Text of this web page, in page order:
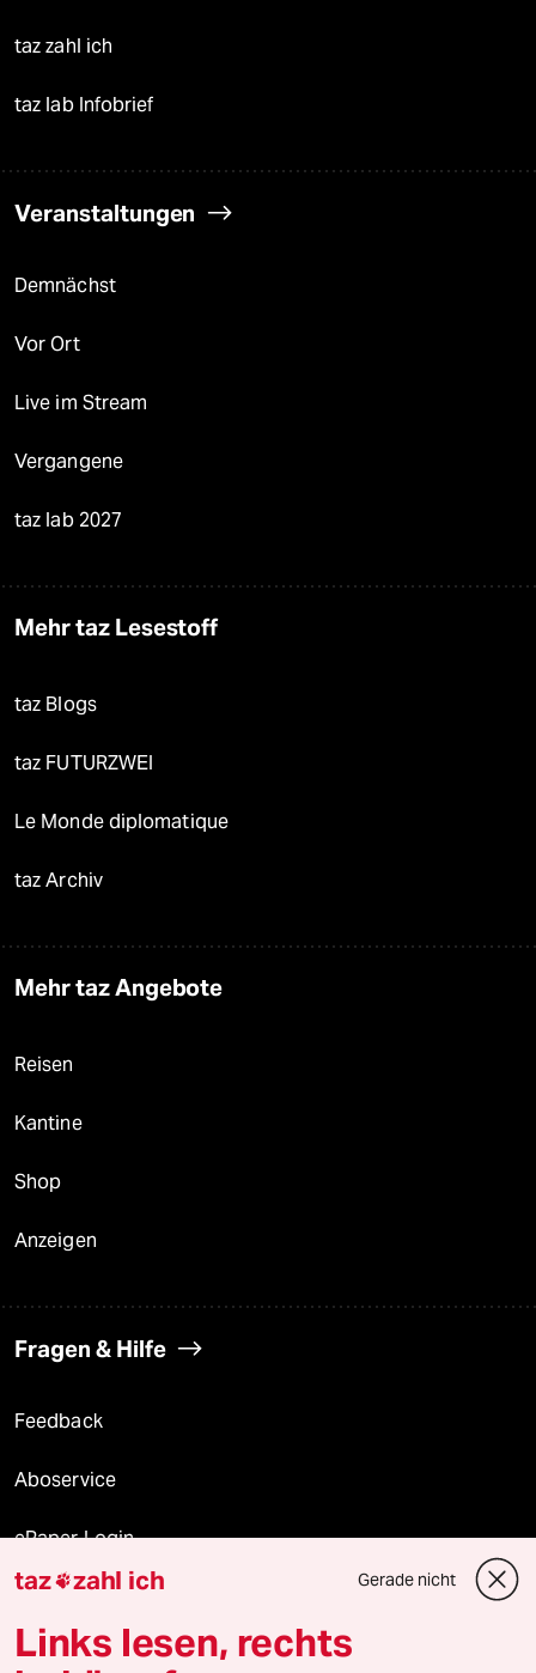
taz zahl ich
taz lab Infobrief
Veranstaltungen
Demnächst
Vor Ort
Live im Stream
Vergangene
taz lab 2027
Mehr taz Lesestoff
taz Blogs
taz FUTURZWEI
Le Monde diplomatique
taz Archiv
Mehr taz Angebote
Reisen
Kantine
Shop
Anzeigen
Fragen & Hilfe
Feedback
Aboservice
ePaper Login
Downloads für Abonnierende
taz zahl ich Gerade nicht
Links lesen, rechts